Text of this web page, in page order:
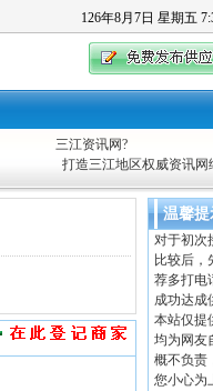
126年8月 7日 星期五 7:
三江资讯网?
打造三江地区权威资讯网
温馨
对于初次
比较后，
荐多打
成功达成
本站仅提
均为网友
概不负责
您小心为